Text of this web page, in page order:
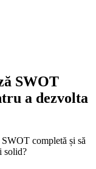
SWOT
a dezvolta
completă și să
solid?